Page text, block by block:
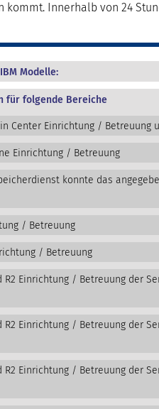
kommt. Innerhalb von 24
Modelle:
für folgende Bereiche
Center Einrichtung / Betreuung
Einrichtung / Betreuung
konnte das
/ Betreuung
/ Betreuung
R2 Einrichtung / Betreuung der
R2 Einrichtung / Betreuung der
R2 Einrichtung / Betreuung der